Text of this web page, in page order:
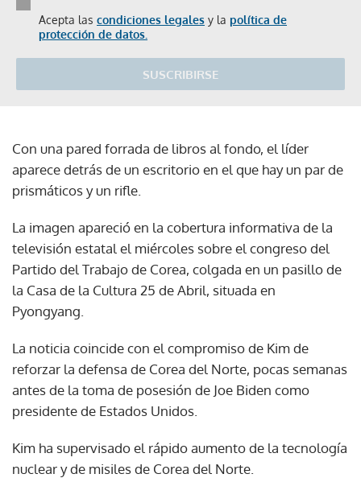
Acepta las condiciones legales y la política de
protección de datos.
SUSCRIBIRSE
Con una pared forrada de libros al fondo, el líder
aparece detrás de un escritorio en el que hay un par de
prismáticos y un rifle.
La imagen apareció en la cobertura informativa de la
televisión estatal el miércoles sobre el congreso del
Partido del Trabajo de Corea, colgada en un pasillo de
la Casa de la Cultura 25 de Abril, situada en
Pyongyang.
La noticia coincide con el compromiso de Kim de
reforzar la defensa de Corea del Norte, pocas semanas
antes de la toma de posesión de Joe Biden como
presidente de Estados Unidos.
Kim ha supervisado el rápido aumento de la tecnología
nuclear y de misiles de Corea del Norte.